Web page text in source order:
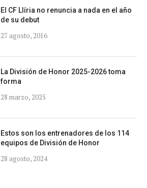
El CF Llíria no renuncia a nada en el año
de su debut
27 agosto, 2016
La División de Honor 2025-2026 toma
forma
28 marzo, 2025
Estos son los entrenadores de los 114
equipos de División de Honor
28 agosto, 2024